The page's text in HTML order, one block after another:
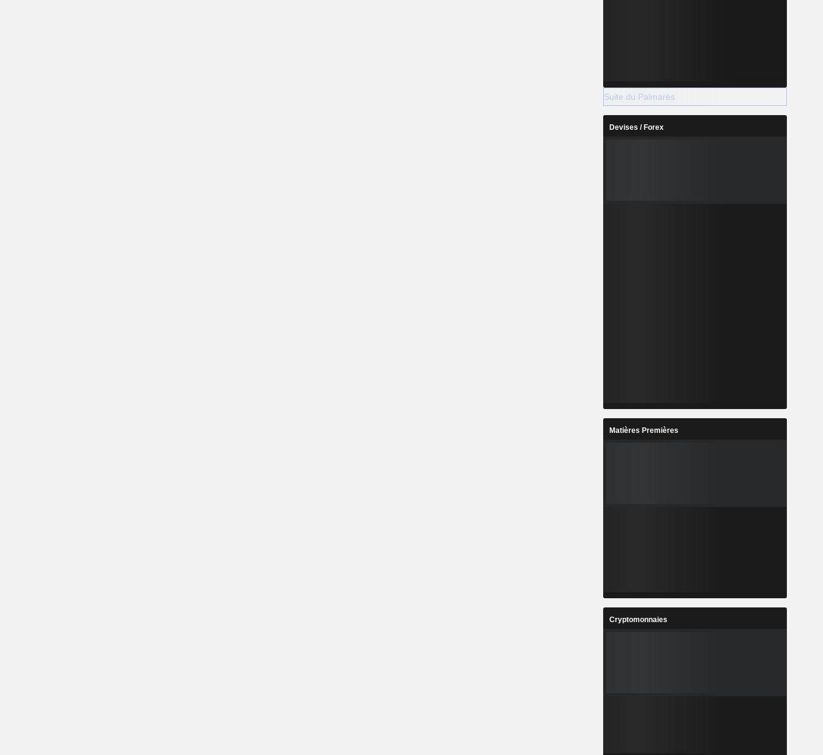
Suite du Palmarès
Devises / Forex
Matières Premières
Cryptomonnaies